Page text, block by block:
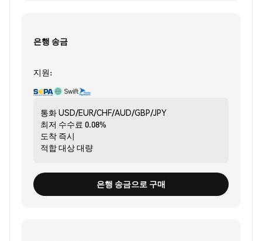
은행 송금
지원:
통화USD/EUR/CHF/AUD/GBP/JPY
최저 수수료 0.08%
도착 즉시
적합 대상대량
은행 송금으로 구매